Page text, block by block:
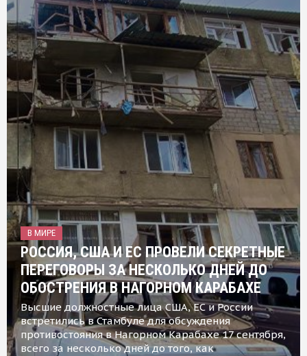
В МИРЕ
РОССИЯ, США И ЕС ПРОВЕЛИ СЕКРЕТНЫЕ
ПЕРЕГОВОРЫ ЗА НЕСКОЛЬКО ДНЕЙ ДО
ОБОСТРЕНИЯ В НАГОРНОМ КАРАБАХЕ
Высшие должностные лица США, ЕС и России
встретились в Стамбуле для обсуждения
противостояния в Нагорном Карабахе 17 сентября,
всего за несколько дней до того, как